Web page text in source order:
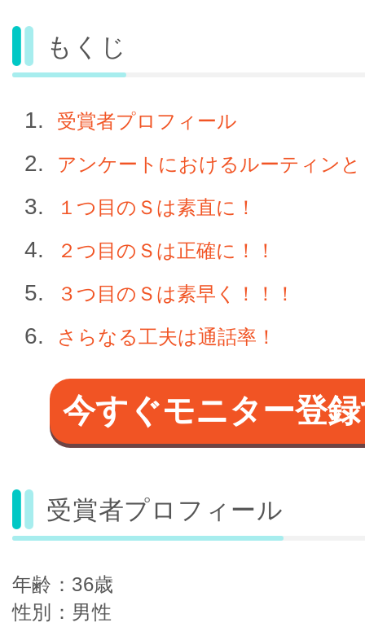
もくじ
受賞者プロフィール
アンケートにおけるルーティンと
１つ目のＳは素直に！
２つ目のＳは正確に！！
３つ目のＳは素早く！！！
さらなる工夫は通話率！
今すぐモニター登
受賞者プロフィール
年齢：36歳
性別：男性